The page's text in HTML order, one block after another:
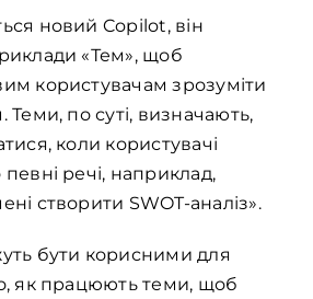
новий Copilot, він
«Тем», щоб
користувачам зрозуміти
Теми, по суті, визначають,
коли користувачі
речі, наприклад,
створити SWOT-аналіз».
бути корисними для
як працюють теми, щоб